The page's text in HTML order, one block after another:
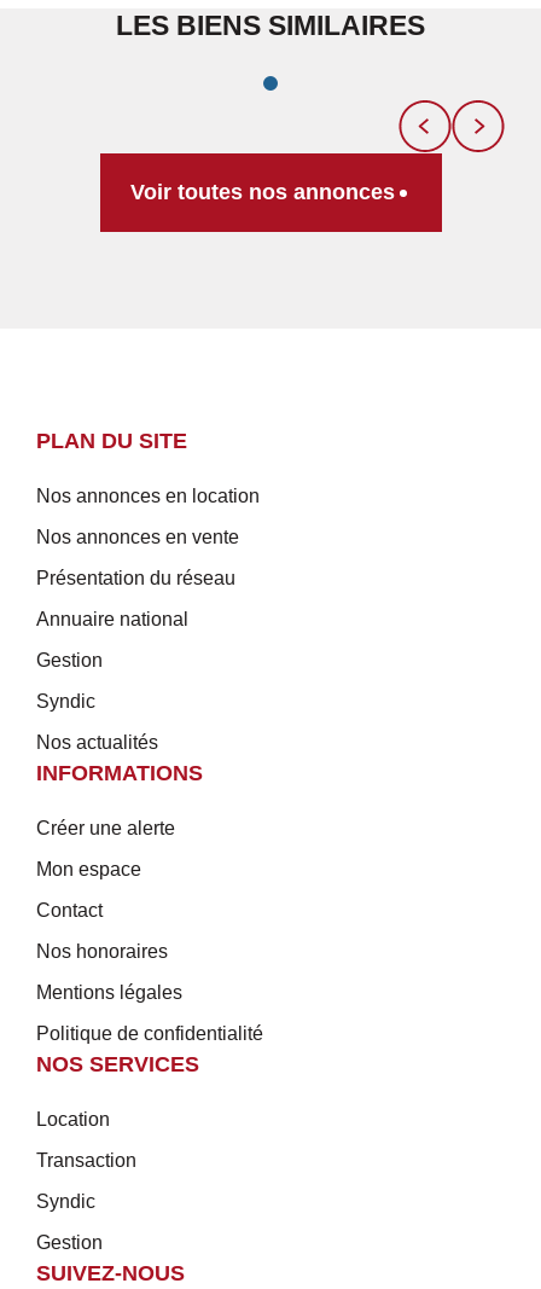
LES BIENS SIMILAIRES
Voir toutes nos annonces
PLAN DU SITE
Nos annonces en location
Nos annonces en vente
Présentation du réseau
Annuaire national
Gestion
Syndic
Nos actualités
INFORMATIONS
Créer une alerte
Mon espace
Contact
Nos honoraires
Mentions légales
Politique de confidentialité
NOS SERVICES
Location
Transaction
Syndic
Gestion
SUIVEZ-NOUS